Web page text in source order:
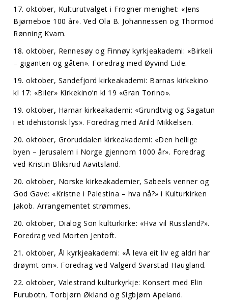
17. oktober, Kulturutvalget i Frogner menighet: «Jens
Bjørneboe 100 år». Ved Ola B. Johannessen og Thormod
Rønning Kvam.
18. oktober, Rennesøy og Finnøy kyrkjeakademi: «Birkeli
– giganten og gåten». Foredrag med Øyvind Eide.
19. oktober, Sandefjord kirkeakademi: Barnas kirkekino
kl 17: «Biler» Kirkekino’n kl 19 «Gran Torino».
19. oktober, Hamar kirkeakademi: «Grundtvig og Sagatun
i et idehistorisk lys». Foredrag med Arild Mikkelsen.
20. oktober, Groruddalen kirkeakademi: «Den hellige
byen – Jerusalem i Norge gjennom 1000 år». Foredrag
ved Kristin Bliksrud Aavitsland.
20. oktober, Norske kirkeakademier, Sabeels venner og
God Gave: «Kristne i Palestina – hva nå?» i Kulturkirken
Jakob. Arrangementet strømmes.
20. oktober, Dialog Son kulturkirke: «Hva vil Russland?».
Foredrag ved Morten Jentoft.
21. oktober, Ål kyrkjeakademi: «Å leva eit liv eg aldri har
drøymt om». Foredrag ved Valgerd Svarstad Haugland.
22. oktober, Valestrand kulturkyrkje: Konsert med Elin
Furubotn, Torbjørn Økland og Sigbjørn Apeland.